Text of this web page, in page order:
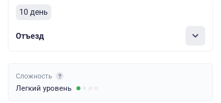
10 день
Отъезд
Сложность
Легкий уровень